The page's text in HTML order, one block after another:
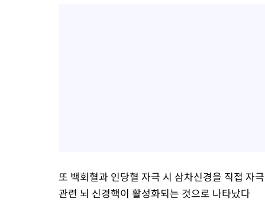
또 백회혈과 인당혈 자극 시 삼차신경을 직접 자
관련 뇌 신경핵이 활성화되는 것으로 나타났다